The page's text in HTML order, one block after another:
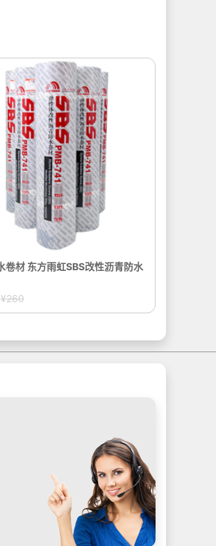
卷材 东方雨虹SBS改性沥青防水
¥260